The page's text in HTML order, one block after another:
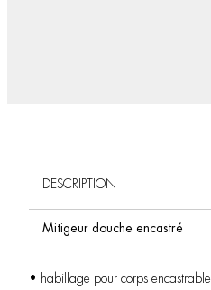
DESCRIPTION
Mitigeur douche encastré
• habillage pour corps encastrable